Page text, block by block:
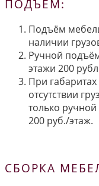
ПОДЪЁМ:
Подъём
наличии
Ручной
этажи 200
При
отсутствии
только
200 руб./этаж.
СБОРКА